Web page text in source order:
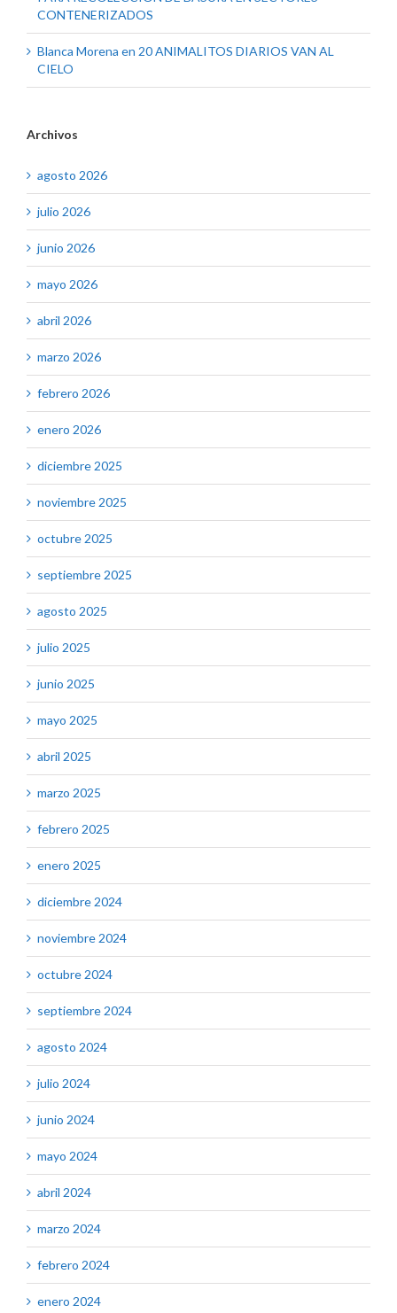
CONTENERIZADOS
Blanca Morena en 20 ANIMALITOS DIARIOS VAN AL
CIELO
Archivos
agosto 2026
julio 2026
junio 2026
mayo 2026
abril 2026
marzo 2026
febrero 2026
enero 2026
diciembre 2025
noviembre 2025
octubre 2025
septiembre 2025
agosto 2025
julio 2025
junio 2025
mayo 2025
abril 2025
marzo 2025
febrero 2025
enero 2025
diciembre 2024
noviembre 2024
octubre 2024
septiembre 2024
agosto 2024
julio 2024
junio 2024
mayo 2024
abril 2024
marzo 2024
febrero 2024
enero 2024